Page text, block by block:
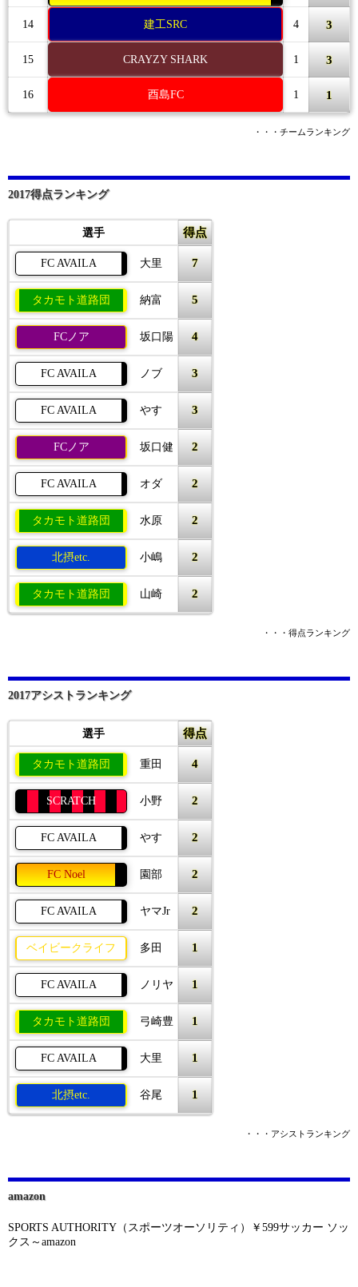
14 建工SRC 4 3
15 CRAYZY SHARK 1 3
16 酉島FC 1 1
・・・チームランキング
2017得点ランキング
選手 得点
FC AVAILA 大里 7
タカモト道路団 納富 5
FCノア 坂口陽 4
FC AVAILA ノブ 3
FC AVAILA やす 3
FCノア 坂口健 2
FC AVAILA オダ 2
タカモト道路団 水原 2
北摂etc. 小嶋 2
タカモト道路団 山崎 2
・・・得点ランキング
2017アシストランキング
選手 得点
タカモト道路団 重田 4
SCRATCH 小野 2
FC AVAILA やす 2
FC Noel 園部 2
FC AVAILA ヤマJr 2
ベイビークライフ 多田 1
FC AVAILA ノリヤ 1
タカモト道路団 弓崎豊 1
FC AVAILA 大里 1
北摂etc. 谷尾 1
・・・アシストランキング
amazon
SPORTS AUTHORITY（スポーツオーソリティ）￥599サッカー ソッ
クス～amazon